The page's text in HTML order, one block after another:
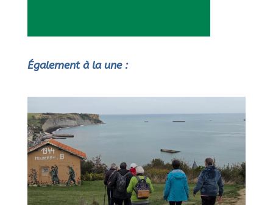
Également à la une :